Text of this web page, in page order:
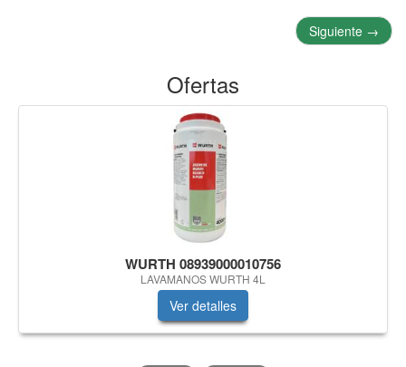
Siguiente →
Ofertas
WURTH 08939000010756
LAVAMANOS WURTH 4L
Ver detalles